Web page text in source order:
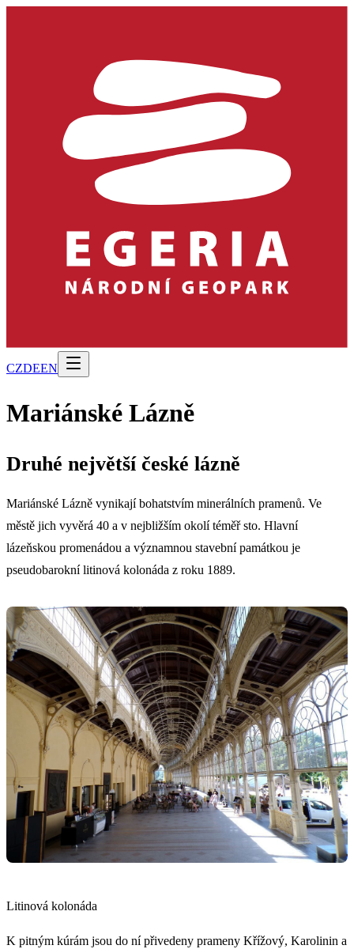
CZDEEN
Mariánské Lázně
Druhé největší české lázně
Mariánské Lázně vynikají bohatstvím minerálních pramenů. Ve
městě jich vyvěrá 40 a v nejbližším okolí téměř sto. Hlavní
lázeňskou promenádou a významnou stavební památkou je
pseudobarokní litinová kolonáda z roku 1889.
Litinová kolonáda
K pitným kúrám jsou do ní přivedeny prameny Křížový, Karolinin a